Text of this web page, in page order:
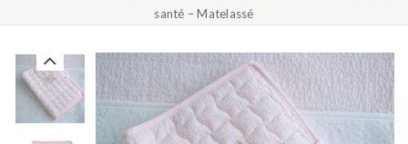
santé – Matelassé